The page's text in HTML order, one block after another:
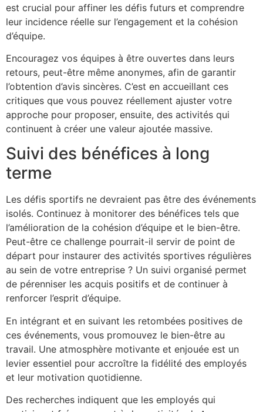
est crucial pour affiner les défis futurs et comprendre
leur incidence réelle sur l’engagement et la cohésion
d’équipe.
Encouragez vos équipes à être ouvertes dans leurs
retours, peut-être même anonymes, afin de garantir
l’obtention d’avis sincères. C’est en accueillant ces
critiques que vous pouvez réellement ajuster votre
approche pour proposer, ensuite, des activités qui
continuent à créer une valeur ajoutée massive.
Suivi des bénéfices à long
terme
Les défis sportifs ne devraient pas être des événements
isolés. Continuez à monitorer des bénéfices tels que
l’amélioration de la cohésion d’équipe et le bien-être.
Peut-être ce challenge pourrait-il servir de point de
départ pour instaurer des activités sportives régulières
au sein de votre entreprise ? Un suivi organisé permet
de pérenniser les acquis positifs et de continuer à
renforcer l’esprit d’équipe.
En intégrant et en suivant les retombées positives de
ces événements, vous promouvez le bien-être au
travail. Une atmosphère motivante et enjouée est un
levier essentiel pour accroître la fidélité des employés
et leur motivation quotidienne.
Des recherches indiquent que les employés qui